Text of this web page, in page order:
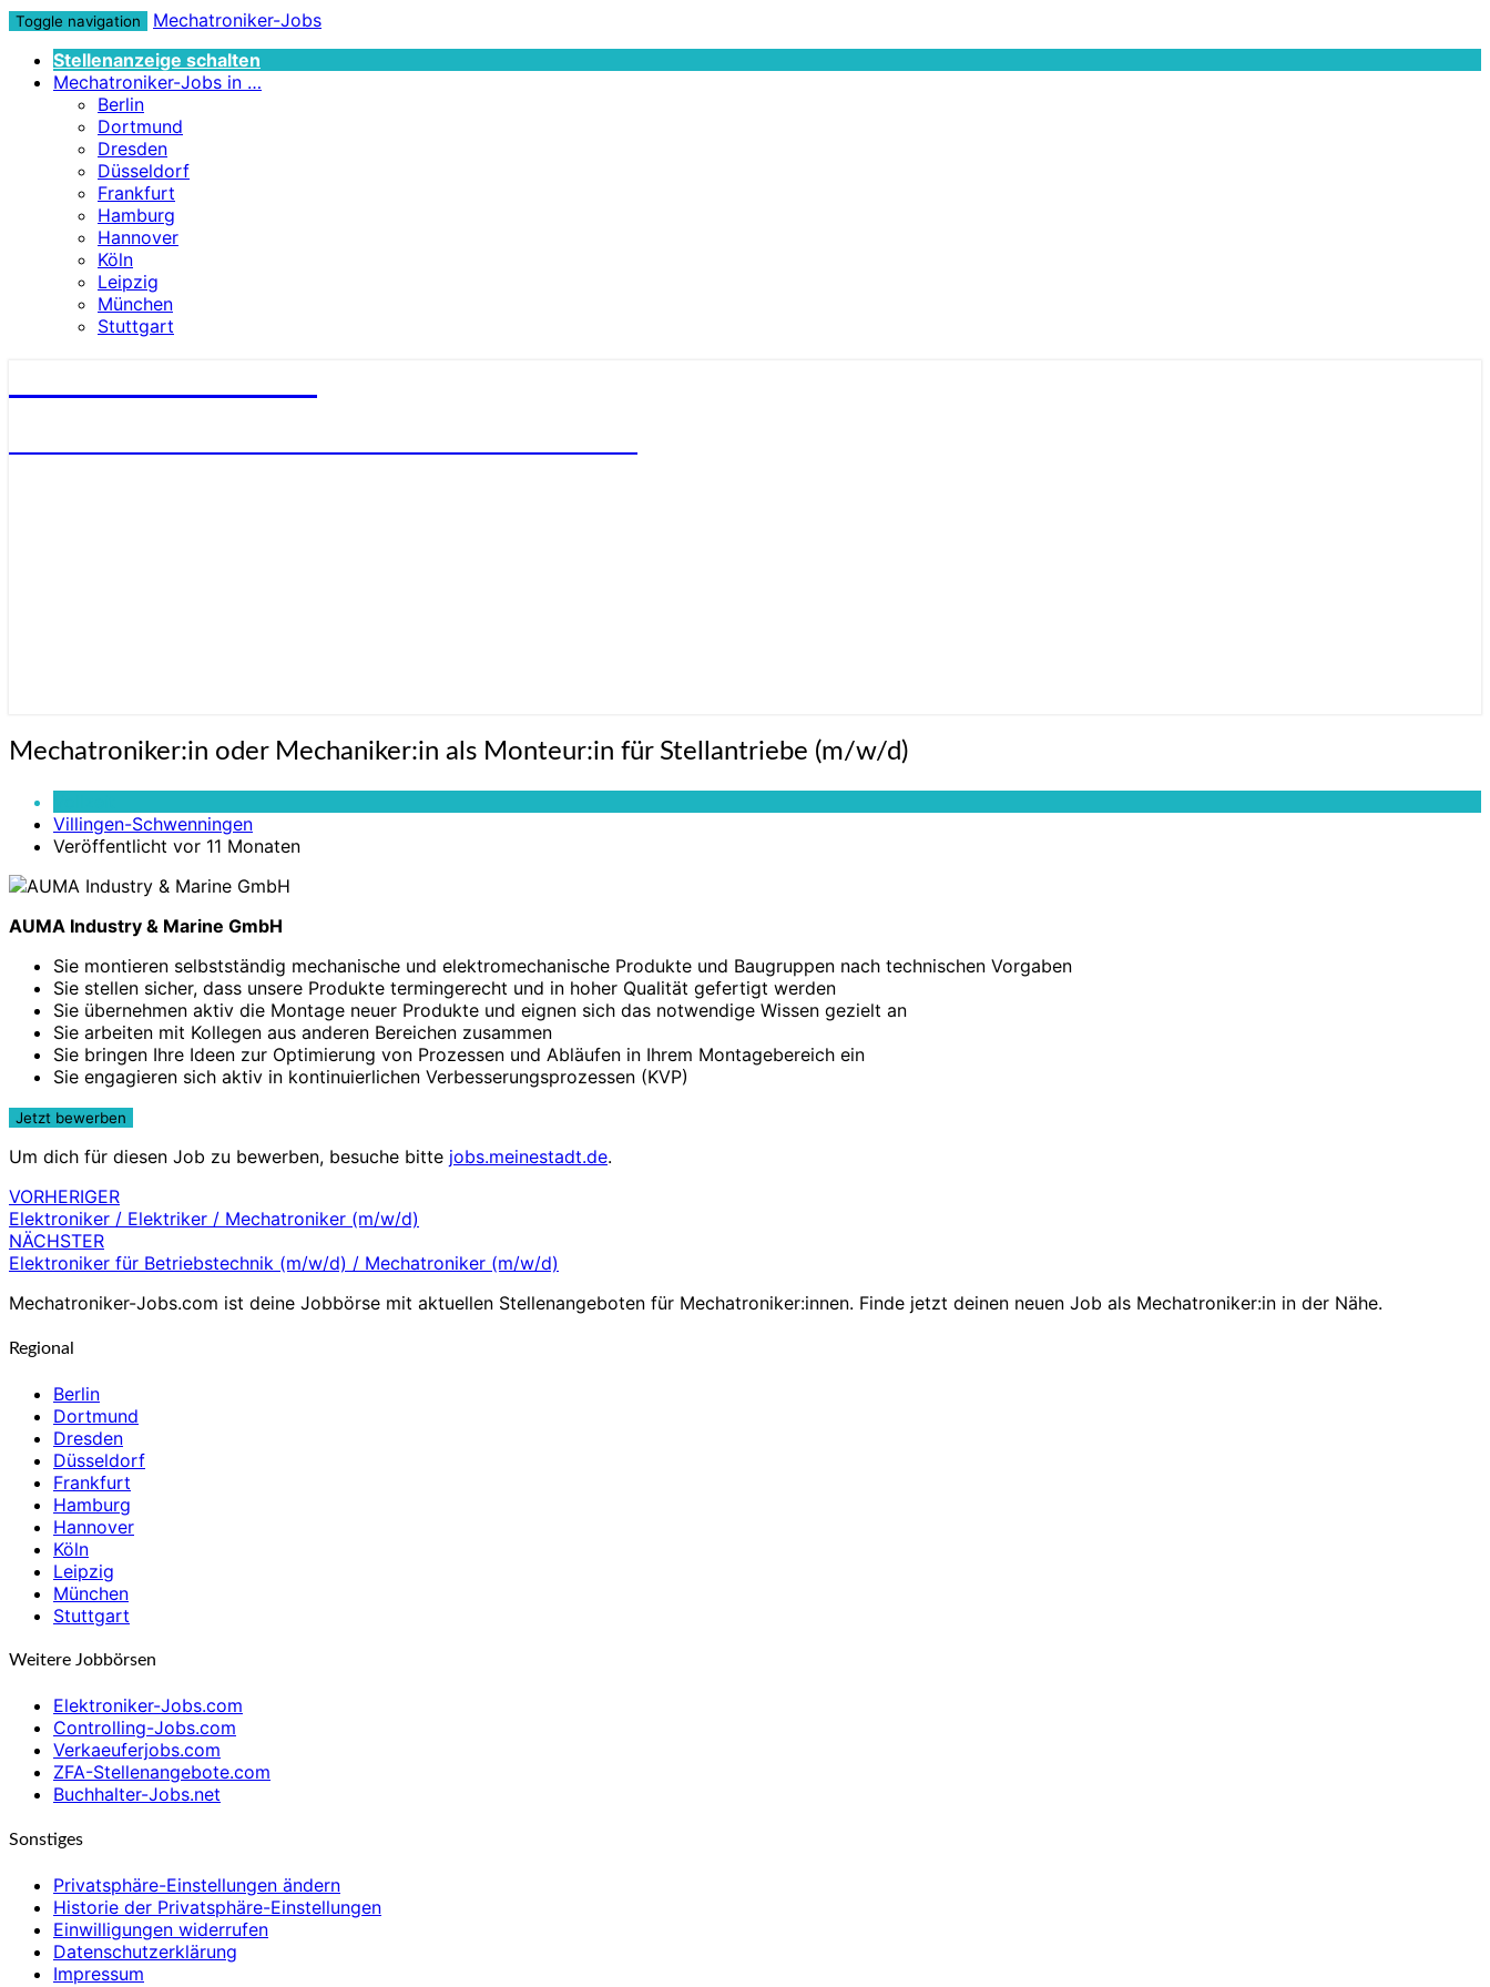
Toggle navigation
Mechatroniker-Jobs
Stellenanzeige schalten
Mechatroniker-Jobs in …
Berlin
Dortmund
Dresden
Düsseldorf
Frankfurt
Hamburg
Hannover
Köln
Leipzig
München
Stuttgart
Mechatroniker:in
Mechaniker:in
Monteur:in
Stellantriebe
Mechatroniker:in oder Mechaniker:in als Monteur:in für Stellantriebe (m/w/d)
Villingen-Schwenningen
Veröffentlicht vor 11 Monaten
AUMA Industry & Marine GmbH
Sie montieren selbstständig mechanische und elektromechanische Produkte und Baugruppen nach technischen Vorgaben
Sie stellen sicher, dass unsere Produkte termingerecht und in hoher Qualität gefertigt werden
Sie übernehmen aktiv die Montage neuer Produkte und eignen sich das notwendige Wissen gezielt an
Sie arbeiten mit Kollegen aus anderen Bereichen zusammen
Sie bringen Ihre Ideen zur Optimierung von Prozessen und Abläufen in Ihrem Montagebereich ein
Sie engagieren sich aktiv in kontinuierlichen Verbesserungsprozessen (KVP)
Um dich für diesen Job zu bewerben, besuche bitte jobs.meinestadt.de.
Beitragsnavigation
VORHERIGER
Elektroniker / Elektriker / Mechatroniker (m/w/d)
NÄCHSTER
Elektroniker für Betriebstechnik (m/w/d) / Mechatroniker (m/w/d)
Mechatroniker-Jobs.com ist deine Jobbörse mit aktuellen Stellenangeboten für Mechatroniker:innen. Finde jetzt deinen neuen Job als Mechatroniker:in in der Nähe.
Regional
Berlin
Dortmund
Dresden
Düsseldorf
Frankfurt
Hamburg
Hannover
Köln
Leipzig
München
Stuttgart
Weitere Jobbörsen
Elektroniker-Jobs.com
Controlling-Jobs.com
Verkaeuferjobs.com
ZFA-Stellenangebote.com
Buchhalter-Jobs.net
Sonstiges
Privatsphäre-Einstellungen ändern
Historie der Privatsphäre-Einstellungen
Einwilligungen widerrufen
Datenschutzerklärung
Impressum